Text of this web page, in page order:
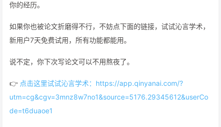
你的经历。
如果你也被论文折磨得不行，不妨点下面的链接，试试沁言学术，
新用户7天免费试用，所有功能都能用。
说不定，你下次写论文可以不用熬夜了。
👉 点击这里试试沁言学术：https://app.qinyanai.com/?
utm=cg&cgv=3mnz8w7no1&source=5176.29345612&userCo
de=t6duaoe1